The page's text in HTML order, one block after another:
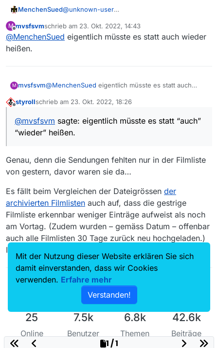
MenchenSued@unknown-user
M
Offline
mvsfsvmschrieb am 23. Okt. 2022, 14:43
zuletzt editiert von
@MenchenSued eigentlich müsste es statt auch wieder
heißen.
M mvsfsvm@MenchenSued eigentlich müsste es statt auch
styrollschrieb am 23. Okt. 2022, 18:26
zuletzt editiert von
@mvsfsvm sagte: eigentlich müsste es statt “auch”
“wieder” heißen.
Genau, denn die Sendungen fehlten nur in der Filmliste
von gestern, davor waren sie da…
Es fällt beim Vergleichen der Dateigrössen der
archivierten Filmlisten auch auf, dass die gestrige
Filmliste erkennbar weniger Einträge aufweist als noch
am Vortag. (Zudem wurden – gemäss Datum – offenbar
auch alle Filmlisten 30 Tage zurück neu hochgeladen.)
Irgendein Problem gab’s da wohl…
25
Online
7.5k
Benutzer
6.8k
Themen
42.6k
Beiträge
1 / 1
Mit der Nutzung dieser Website erklären Sie sich
damit einverstanden, dass wir Cookies
verwenden. Erfahre mehr
Verstanden!